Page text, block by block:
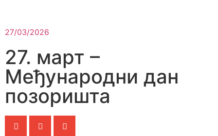
27/03/2026
27. март –
Међународни дан
позоришта